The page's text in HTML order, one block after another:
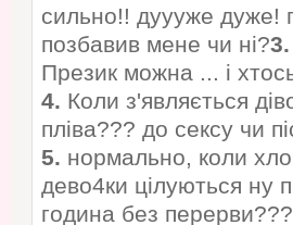
сильно!! дуууже дуже!
позбавив мене чи ні?3.
Презик можна ... і
4. Коли з'являється
пліва??? до сексу чи
5. нормально, коли
дево4ки цілуються ну
година без